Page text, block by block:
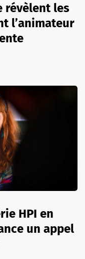
révèlent les
l’animateur
HPI en
un appel